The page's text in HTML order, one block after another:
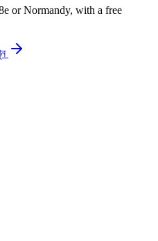
or Normandy, with a free